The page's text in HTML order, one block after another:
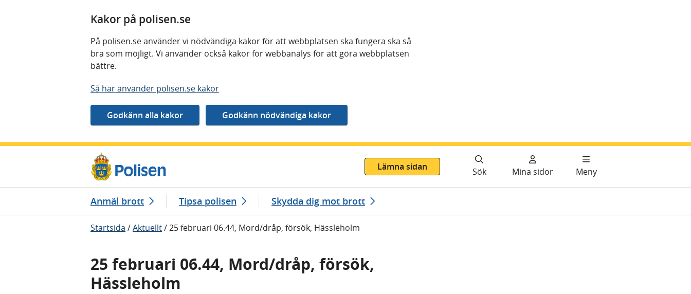
Kakor på polisen.se
På polisen.se använder vi nödvändiga kakor för att webbplatsen ska fungera ska så
bra som möjligt. Vi använder också kakor för webbanalys för att göra webbplatsen
bättre.
Så här använder polisen.se kakor
Lämna sidan
Sök Mina sidor Meny
Anmäl brott Tipsa polisen Skydda dig mot brott
Startsida /Aktuellt/25 februari 06.44, Mord/dråp, försök, Hässleholm
25 februari 06.44, Mord/dråp, försök,
Hässleholm